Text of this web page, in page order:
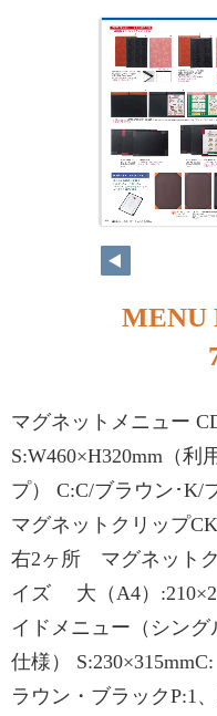
MENU
マグネットメニュー
S:W460×H320mm（利
プ） C:C/ブラウン･K/
マグネットクリップ
右2ヶ所 マグネット
イズ 大（A4）
イドメニュー（シン
仕様）
ラウン・ブラックP:1